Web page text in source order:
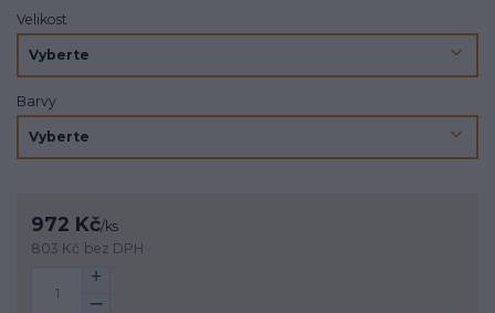
Velikost
Barvy
972 Kč/ks
803 Kč bez DPH